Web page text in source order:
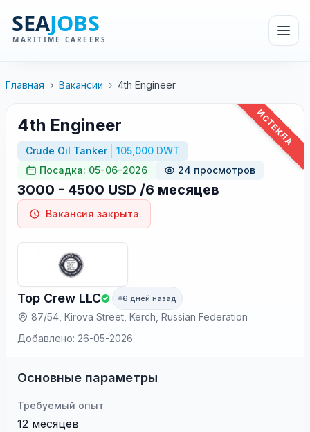
Главная › Вакансии › 4th Engineer
ИСТЕКЛА
4th Engineer
Crude Oil Tanker
105,000 DWT
Посадка: 05-06-2026
24 просмотров
3000 - 4500 USD /6 месяцев
Вакансия закрыта
Top Crew LLC 6 дней назад
87/54, Kirova Street, Kerch, Russian Federation
Добавлено: 26-05-2026
Основные параметры
Требуемый опыт
12 месяцев